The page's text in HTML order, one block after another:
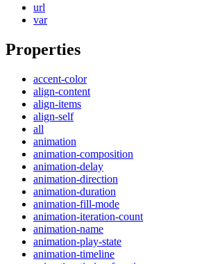
url
var
Properties
accent-color
align-content
align-items
align-self
all
animation
animation-composition
animation-delay
animation-direction
animation-duration
animation-fill-mode
animation-iteration-count
animation-name
animation-play-state
animation-timeline